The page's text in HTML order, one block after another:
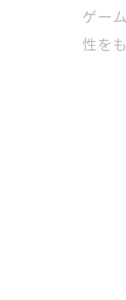
ゲー
性を